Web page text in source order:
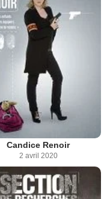
Candice Renoir
2 avril 2020